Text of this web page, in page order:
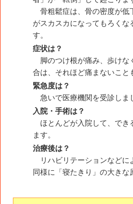
骨粗鬆症は、骨の密度が低
がスカスカになってもろくな
す。
症状は？
脚のつけ根が痛み、歩けな
合は、それほど痛まないこと
緊急度は？
急いで医療機関を受診しま
入院・手術は？
ほとんどが入院して、でき
ます。
治療後は？
リハビリテーションなどに
同様に「寝たきり」の大き